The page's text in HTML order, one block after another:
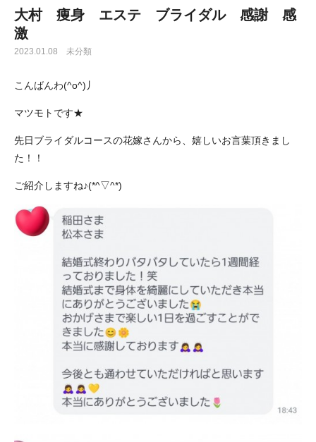
大村 痩身 エステ ブライダル 感謝 感
激
2023.01.08 未分類
こんばんわ(^o^)丿
マツモトです★
先日ブライダルコースの花嫁さんから、嬉しいお言葉頂きまし
た！！
ご紹介しますね♪(*^▽^*)